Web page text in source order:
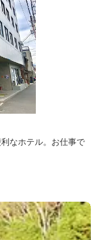
なホテル。お仕事で